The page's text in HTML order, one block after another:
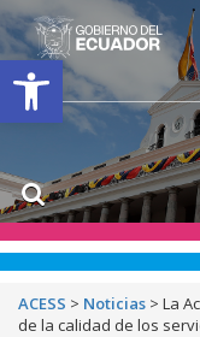
Open
ACESS > Noticias > La
de la calidad de los